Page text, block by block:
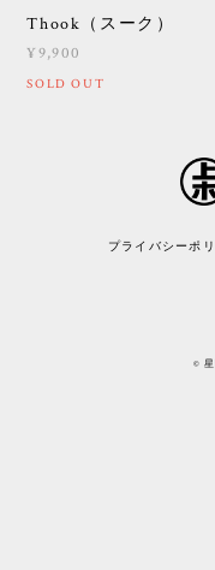
Thook（スーク）
¥9,900
SOLD OUT
プライバシーポ
©